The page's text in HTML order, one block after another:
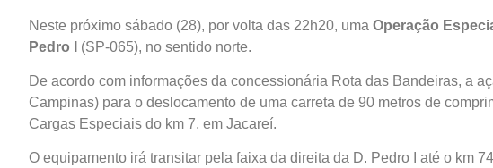
Neste próximo sábado (28), por volta das 22h20, uma Operação
Pedro I (SP-065), no sentido norte.
De acordo com informações da concessionária Rota das Bandeiras, a
Campinas) para o deslocamento de uma carreta de 90 metros de
Cargas Especiais do km 7, em Jacareí.
O equipamento irá transitar pela faixa da direita da D. Pedro I até o km